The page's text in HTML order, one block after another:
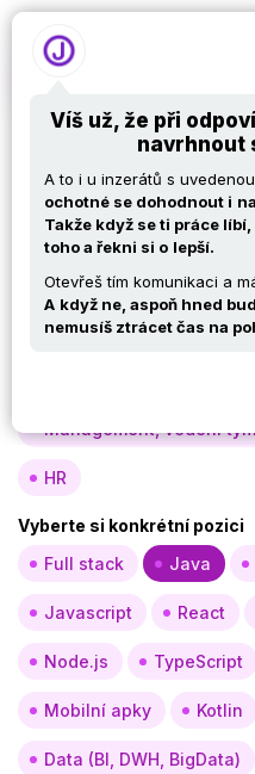
Nabídky
Java
Vyberte si oblast
Analýza, návrh
Management, vedení
HR
Vyberte si konkrétní pozici
Full stack
Java
Javascript React
Node.js TypeScript
Mobilní apky Kotlin
Data (BI, DWH, BigData)
Víš už, že při
navrhnout
A to i u inzerátů s
ochotné se dohodnout i
Takže když se ti práce
toho a řekni si o lepší.
Otevřeš tím komunikaci a
A když ne, aspoň hned
nemusíš ztrácet čas na